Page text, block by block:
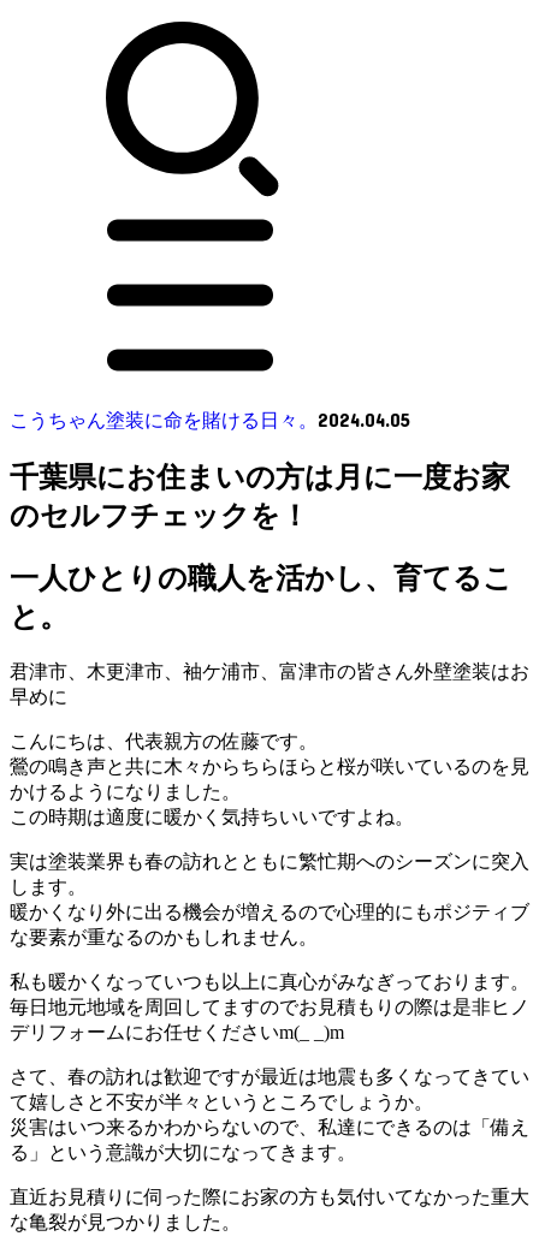
こうちゃん塗装に命を賭ける日々。 2024.04.05
千葉県にお住まいの方は月に一度お家
のセルフチェックを！
一人ひとりの職人を活かし、育てるこ
と。
君津市、木更津市、袖ケ浦市、富津市の皆さん外壁塗装はお
早めに
こんにちは、代表親方の佐藤です。
鶯の鳴き声と共に木々からちらほらと桜が咲いているのを見
かけるようになりました。
この時期は適度に暖かく気持ちいいですよね。
実は塗装業界も春の訪れとともに繁忙期へのシーズンに突入
します。
暖かくなり外に出る機会が増えるので心理的にもポジティブ
な要素が重なるのかもしれません。
私も暖かくなっていつも以上に真心がみなぎっております。
毎日地元地域を周回してますのでお見積もりの際は是非ヒノ
デリフォームにお任せくださいm(_ _)m
さて、春の訪れは歓迎ですが最近は地震も多くなってきてい
て嬉しさと不安が半々というところでしょうか。
災害はいつ来るかわからないので、私達にできるのは「備え
る」という意識が大切になってきます。
直近お見積りに伺った際にお家の方も気付いてなかった重大
な亀裂が見つかりました。